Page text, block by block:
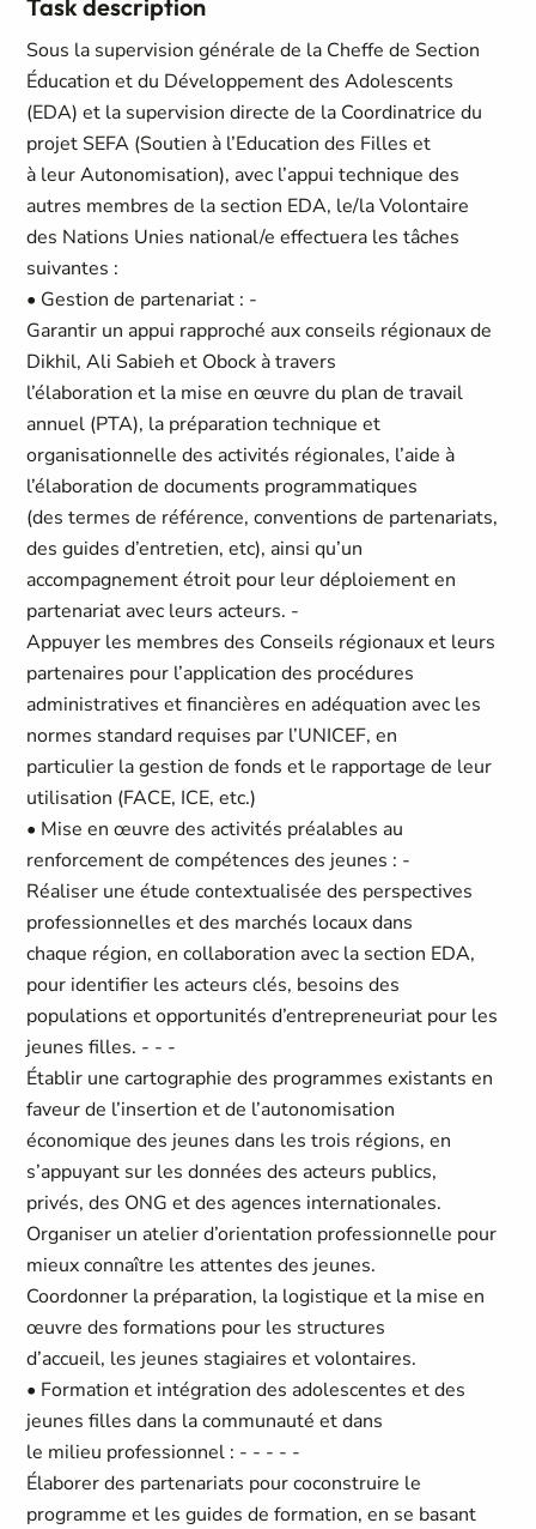
Task description
Sous la supervision générale de la Cheffe de Section
Éducation et du Développement des Adolescents
(EDA) et la supervision directe de la Coordinatrice du
projet SEFA (Soutien à l’Education des Filles et
à leur Autonomisation), avec l’appui technique des
autres membres de la section EDA, le/la Volontaire
des Nations Unies national/e effectuera les tâches
suivantes :
• Gestion de partenariat : -
Garantir un appui rapproché aux conseils régionaux de
Dikhil, Ali Sabieh et Obock à travers
l’élaboration et la mise en œuvre du plan de travail
annuel (PTA), la préparation technique et
organisationnelle des activités régionales, l’aide à
l’élaboration de documents programmatiques
(des termes de référence, conventions de partenariats,
des guides d’entretien, etc), ainsi qu’un
accompagnement étroit pour leur déploiement en
partenariat avec leurs acteurs. -
Appuyer les membres des Conseils régionaux et leurs
partenaires pour l’application des procédures
administratives et financières en adéquation avec les
normes standard requises par l’UNICEF, en
particulier la gestion de fonds et le rapportage de leur
utilisation (FACE, ICE, etc.)
• Mise en œuvre des activités préalables au
renforcement de compétences des jeunes : -
Réaliser une étude contextualisée des perspectives
professionnelles et des marchés locaux dans
chaque région, en collaboration avec la section EDA,
pour identifier les acteurs clés, besoins des
populations et opportunités d’entrepreneuriat pour les
jeunes filles. - - -
Établir une cartographie des programmes existants en
faveur de l’insertion et de l’autonomisation
économique des jeunes dans les trois régions, en
s’appuyant sur les données des acteurs publics,
privés, des ONG et des agences internationales.
Organiser un atelier d’orientation professionnelle pour
mieux connaître les attentes des jeunes.
Coordonner la préparation, la logistique et la mise en
œuvre des formations pour les structures
d’accueil, les jeunes stagiaires et volontaires.
• Formation et intégration des adolescentes et des
jeunes filles dans la communauté et dans
le milieu professionnel : - - - - -
Élaborer des partenariats pour coconstruire le
programme et les guides de formation, en se basant